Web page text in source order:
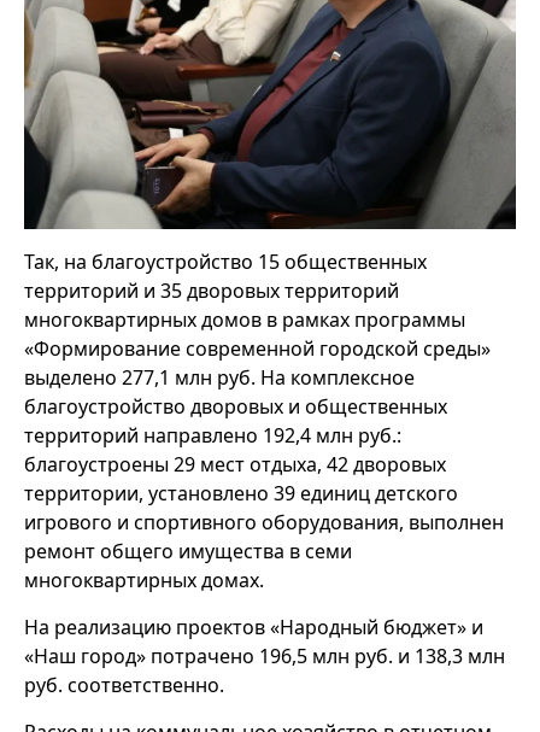
Так, на благоустройство 15 общественных
территорий и 35 дворовых территорий
многоквартирных домов в рамках программы
«Формирование современной городской среды»
выделено 277,1 млн руб. На комплексное
благоустройство дворовых и общественных
территорий направлено 192,4 млн руб.:
благоустроены 29 мест отдыха, 42 дворовых
территории, установлено 39 единиц детского
игрового и спортивного оборудования, выполнен
ремонт общего имущества в семи
многоквартирных домах.
На реализацию проектов «Народный бюджет» и
«Наш город» потрачено 196,5 млн руб. и 138,3 млн
руб. соответственно.